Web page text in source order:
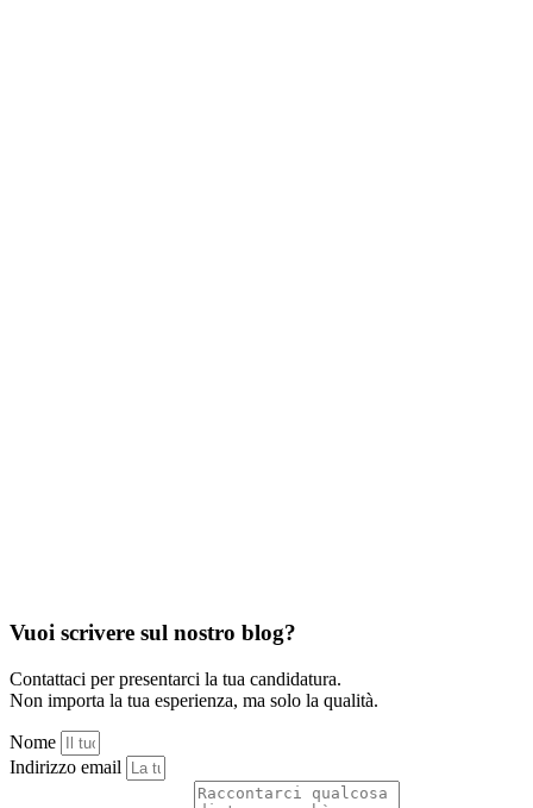
Vuoi scrivere sul nostro blog?
Contattaci per presentarci la tua candidatura.
Non importa la tua esperienza, ma solo la qualità.
Nome
Indirizzo email